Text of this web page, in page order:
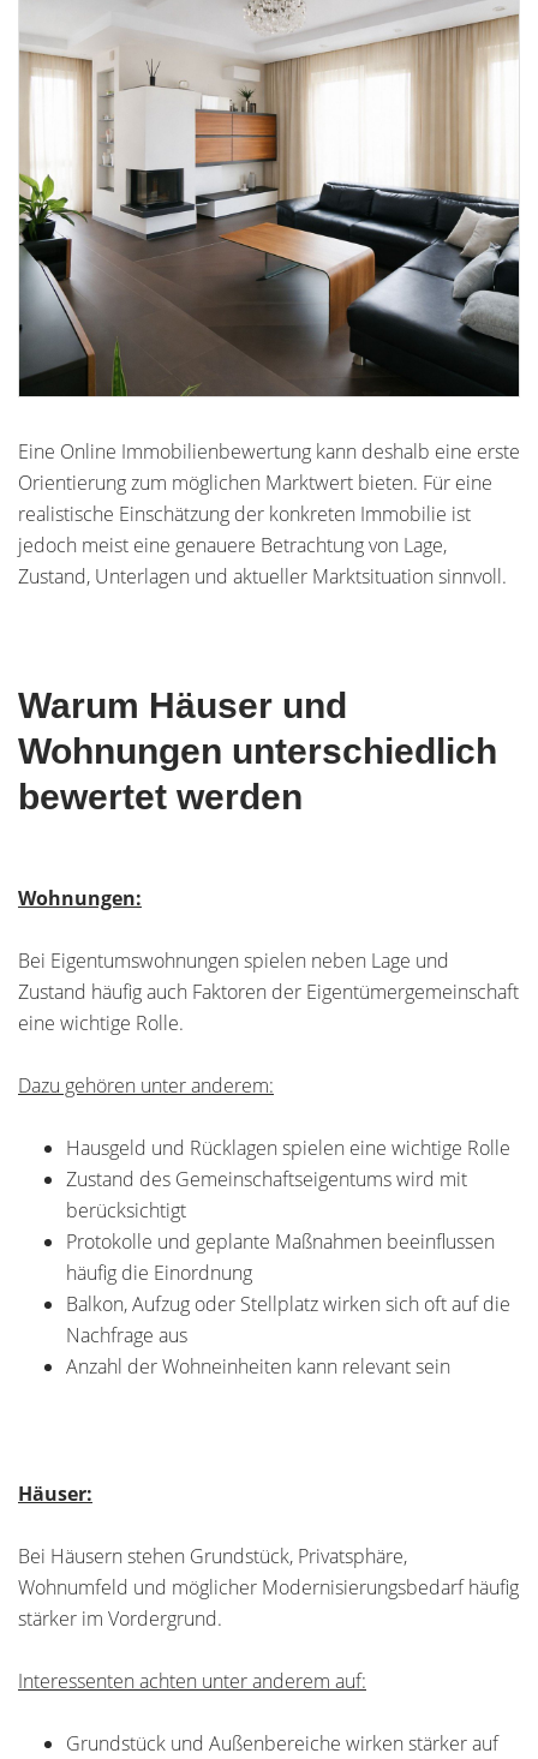
Eine Online Immobilienbewertung kann deshalb eine erste
Orientierung zum möglichen Marktwert bieten. Für eine
realistische Einschätzung der konkreten Immobilie ist
jedoch meist eine genauere Betrachtung von Lage,
Zustand, Unterlagen und aktueller Marktsituation sinnvoll.
Warum Häuser und
Wohnungen unterschiedlich
bewertet werden
Wohnungen:
Bei Eigentumswohnungen spielen neben Lage und
Zustand häufig auch Faktoren der Eigentümergemeinschaft
eine wichtige Rolle.
Dazu gehören unter anderem:
Hausgeld und Rücklagen spielen eine wichtige Rolle
Zustand des Gemeinschaftseigentums wird mit
berücksichtigt
Protokolle und geplante Maßnahmen beeinflussen
häufig die Einordnung
Balkon, Aufzug oder Stellplatz wirken sich oft auf die
Nachfrage aus
Anzahl der Wohneinheiten kann relevant sein
Häuser:
Bei Häusern stehen Grundstück, Privatsphäre,
Wohnumfeld und möglicher Modernisierungsbedarf häufig
stärker im Vordergrund.
Interessenten achten unter anderem auf:
Grundstück und Außenbereiche wirken stärker auf